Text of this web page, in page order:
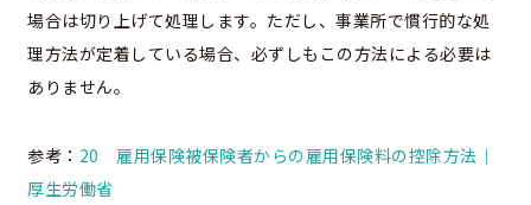
場合は切り上げて処理します。ただし、事業所で慣行的な処
理方法が定着している場合、必ずしもこの方法による必要は
ありません。
参考： 20 雇用保険被保険者からの雇用保険料の控除方法｜
厚生労働省